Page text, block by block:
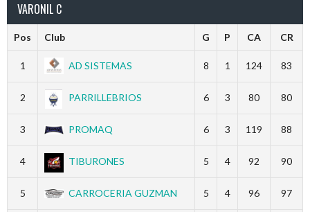
VARONIL C
Pos Club G P CA CR
1 AD SISTEMAS 8 1 124 83
2 PARRILLEBRIOS 6 3 80 80
3 PROMAQ 6 3 119 88
4 TIBURONES 5 4 92 90
5 CARROCERIA GUZMAN 5 4 96 97